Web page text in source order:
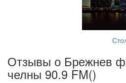
Отзывы о Брежнев
челны 90.9 FM()